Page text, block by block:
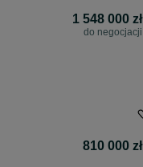
1 548 000 zł
do negocjacji
810 000 zł